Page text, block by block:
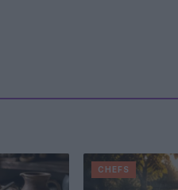
CHEFS